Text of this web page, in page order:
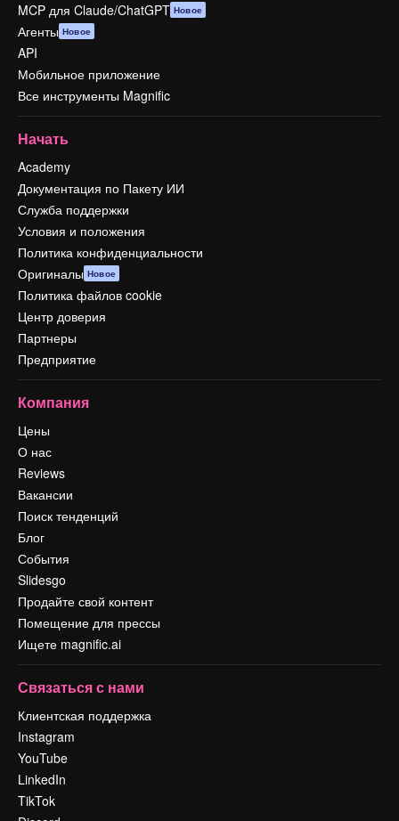
MCP для Claude/ChatGPT Новое
Агенты Новое
API
Мобильное приложение
Все инструменты Magnific
Начать
Academy
Документация по Пакету ИИ
Служба поддержки
Условия и положения
Политика конфиденциальности
Оригиналы Новое
Политика файлов cookie
Центр доверия
Партнеры
Предприятие
Компания
Цены
О нас
Reviews
Вакансии
Поиск тенденций
Блог
События
Slidesgo
Продайте свой контент
Помещение для прессы
Ищете magnific.ai
Связаться с нами
Клиентская поддержка
Instagram
YouTube
LinkedIn
TikTok